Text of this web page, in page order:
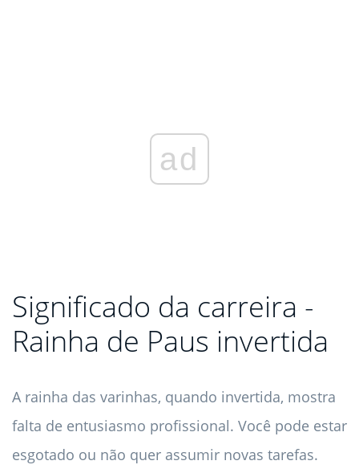
ad
Significado da carreira -
Rainha de Paus invertida
A rainha das varinhas, quando invertida, mostra
falta de entusiasmo profissional. Você pode estar
esgotado ou não quer assumir novas tarefas.